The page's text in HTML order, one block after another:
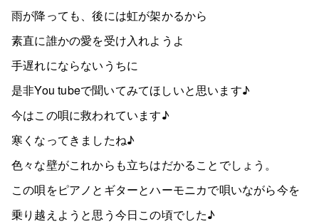
雨が降っても、後には虹が架かるから
素直に誰かの愛を受け入れようよ
手遅れにならないうちに
是非You tubeで聞いてみてほしいと思います♪
今はこの唄に救われています♪
寒くなってきましたね♪
色々な壁がこれからも立ちはだかることでしょう。
この唄をピアノとギターとハーモニカで唄いながら今を
乗り越えようと思う今日この頃でした♪